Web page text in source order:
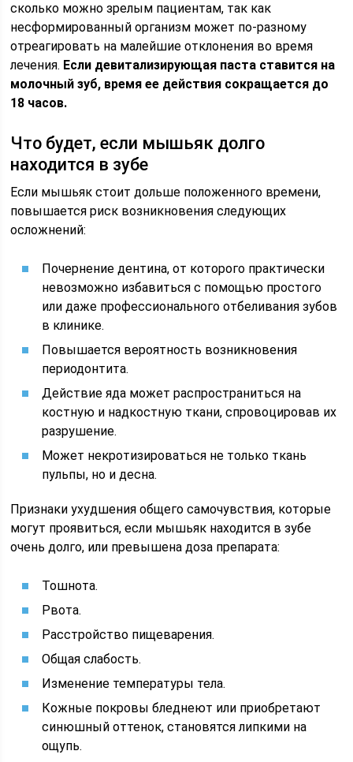
сколько можно зрелым пациентам, так как
несформированный организм может по-разному
отреагировать на малейшие отклонения во время
лечения. Если девитализирующая паста ставится на
молочный зуб, время ее действия сокращается до
18 часов.
Что будет, если мышьяк долго
находится в зубе
Если мышьяк стоит дольше положенного времени,
повышается риск возникновения следующих
осложнений:
Почернение дентина, от которого практически
невозможно избавиться с помощью простого
или даже профессионального отбеливания зубов
в клинике.
Повышается вероятность возникновения
периодонтита.
Действие яда может распространиться на
костную и надкостную ткани, спровоцировав их
разрушение.
Может некротизироваться не только ткань
пульпы, но и десна.
Признаки ухудшения общего самочувствия, которые
могут проявиться, если мышьяк находится в зубе
очень долго, или превышена доза препарата:
Тошнота.
Рвота.
Расстройство пищеварения.
Общая слабость.
Изменение температуры тела.
Кожные покровы бледнеют или приобретают
синюшный оттенок, становятся липкими на
ощупь.